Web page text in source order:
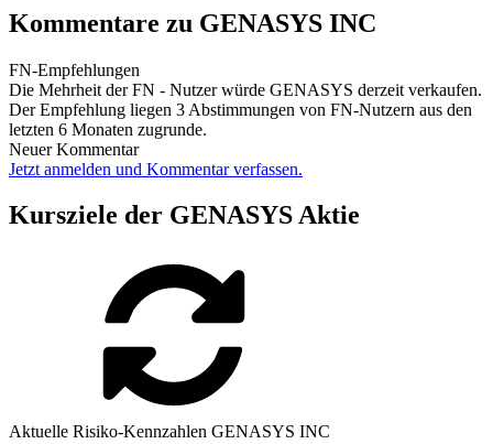
Kommentare zu GENASYS INC
FN-Empfehlungen
Die Mehrheit der FN - Nutzer würde GENASYS derzeit verkaufen.
Der Empfehlung liegen 3 Abstimmungen von FN-Nutzern aus den
letzten 6 Monaten zugrunde.
Neuer Kommentar
Jetzt anmelden und Kommentar verfassen.
Kursziele der GENASYS Aktie
Aktuelle Risiko-Kennzahlen GENASYS INC